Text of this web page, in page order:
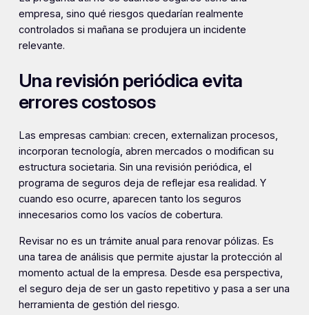
empresa, sino qué riesgos quedarían realmente
controlados si mañana se produjera un incidente
relevante.
Una revisión periódica evita
errores costosos
Las empresas cambian: crecen, externalizan procesos,
incorporan tecnología, abren mercados o modifican su
estructura societaria. Sin una revisión periódica, el
programa de seguros deja de reflejar esa realidad. Y
cuando eso ocurre, aparecen tanto los seguros
innecesarios como los vacíos de cobertura.
Revisar no es un trámite anual para renovar pólizas. Es
una tarea de análisis que permite ajustar la protección al
momento actual de la empresa. Desde esa perspectiva,
el seguro deja de ser un gasto repetitivo y pasa a ser una
herramienta de gestión del riesgo.